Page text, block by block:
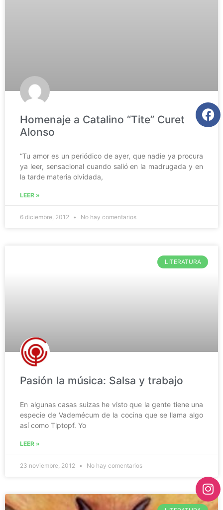
Homenaje a Catalino “Tite” Curet
Alonso
“Tu amor es un periódico de ayer, que nadie ya procura
ya leer, sensacional cuando salió en la madrugada y en
la tarde materia olvidada,
LEER »
6 diciembre, 2012 No hay comentarios
LITERATURA
Pasión la música: Salsa y trabajo
En algunas casas suizas he visto que la gente tiene una
especie de Vademécum de la cocina que se llama algo
así como Tiptopf. Yo
LEER »
23 noviembre, 2012 No hay comentarios